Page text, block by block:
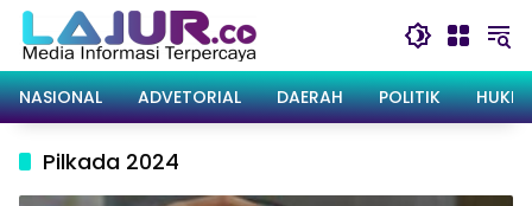
Langsung
konten
NASIONAL
ADVETORIAL DAERAH POLITIK
Pilkada 2024